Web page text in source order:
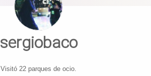
sergiobaco
Visitó 22 parques de ocio.